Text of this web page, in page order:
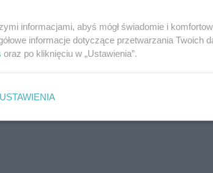
przeciętnie na 83 400 euro, czyli około 358 100 zł
bardzo dobrze na tle niemieckiego rynku.
stanowiskach ma wynosić około 58 200 euro
wynosi 54 066 euro
informacjami, abyś mógł świadomie i
informacje dotyczące przetwarzania Twoich
oraz po kliknięciu w „Ustawienia”.
USTAWIENIA